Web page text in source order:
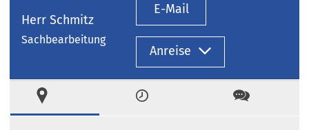
Herr Schmitz
Sachbearbeitung
E-Mail
Anreise
Zeiten Kontakt